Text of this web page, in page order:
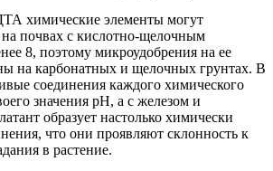
химические элементы могут
на почвах с кислотно-щелочным
8, поэтому микроудобрения на ее
на карбонатных и щелочных грунтах. В
соединения каждого химического
значения рН, а с железом и
образует настолько химически
что они проявляют склонность к
в растение.